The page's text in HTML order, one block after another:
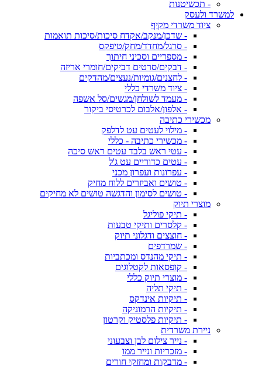
- תכשיטנות
למשרד ולעסק
ציוד משרדי מקיף
- שדכן/מנקב/אקדח סיכות/סיכות תואמות
- סרגל/מחדד/מחק/טיפקס
- מספריים וסכיני חיתוך
- דבקים/סרטים דביקים/חומרי אריזה
- לחצנים/גומיות/נעצים/מהדקים
- ציוד משרדי כללי
- מעמד לשולחן/מגשים/סל אשפה
- אלפון/אלבום לכרטיסי ביקור
מכשירי כתיבה
- מילוי לעטים עט לדלפק
- מכשירי כתיבה - כללי
- עטי ראש בלבד עטים ראש סיכה
- עטים כדוריים עט ג'ל
- עפרונות ועפרון מכני
- טושים ואביזרים ללוח מחיק
- טושים לסימון והדגשה טושים לא מחיקים
מוצרי תיוק
- תיקי פוליגל
- קלסרים ותיקי טבעות
- חוצצים ודגלוני תיוק
- שמרדפים
- תיקי מהנדס ומכתביות
- קופסאות לקטלוגים
- מוצרי תיוק כללי
- תיקי תליה
- תיקיות אינדקס
- תיקיות הרמוניקה
- תיקיות פלסטיק וקרטון
ניירת משרדית
- נייר צילום לבן וצבעוני
- מזכריות ונייר ממו
- מדבקות ומחזקי חורים